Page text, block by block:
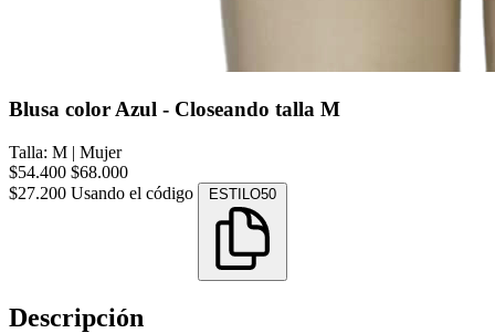
Blusa color Azul - Closeando talla M
Talla: M | Mujer
$54.400 $68.000
$27.200 Usando el código ESTILO50
Descripción